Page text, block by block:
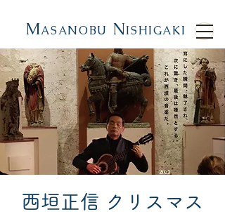
MASANOBU NISHIGAKI
西垣正信 クリスマス